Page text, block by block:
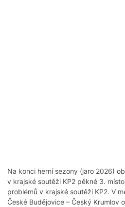
Na konci herní sezony (jaro 2026)
v krajské soutěži KP2 pěkné 3.
problémů v krajské soutěži KP2. V
České Budějovice – Český Krumlov